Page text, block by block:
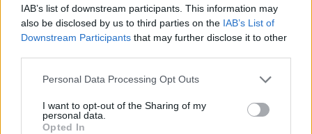
IAB’s list of downstream participants. This information may
also be disclosed by us to third parties on the IAB’s List of
Downstream Participants that may further disclose it to other
Personal Data Processing Opt Outs
I want to opt-out of the Sharing of my
personal data.
Opted In
1 2
Τελευταία Νέα
9 πράγματα που δεν πρέπει να